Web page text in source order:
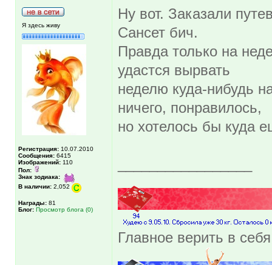
Я здесь живу
Регистрация: 10.07.2010
Сообщения: 6415
Изображений: 110
Пол:
Знак зодиака:
В наличии: 2,052
Награды: 81
Блог: Просмотр блога (0)
Ну вот. Заказали
Сансет бич.
Правда только на
удастся вырвать
неделю куда-нибудь
ничего, понравилось,
но хотелось бы куда
Главное верить в